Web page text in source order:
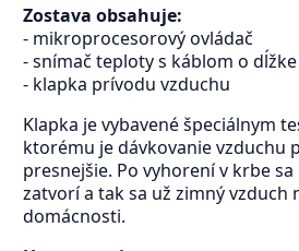
Zostava obsahuje:
- mikroprocesorový ovládač
- snímač teploty s káblom o
- klapka prívodu vzduchu
Klapka je vybavené špeciálnym
ktorému je dávkovanie vzduchu
presnejšie. Po vyhorení v krbe
zatvorí a tak sa už zimný vzduch
domácnosti.